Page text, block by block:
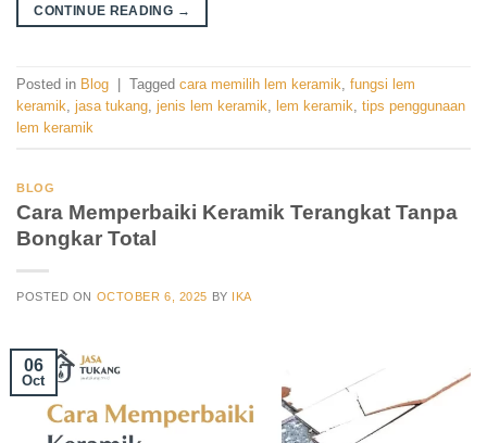
CONTINUE READING →
Posted in Blog Tagged cara memilih lem keramik, fungsi lem
keramik, jasa tukang, jenis lem keramik, lem keramik, tips penggunaan
lem keramik
BLOG
Cara Memperbaiki Keramik Terangkat Tanpa
Bongkar Total
POSTED ON OCTOBER 6, 2025 BY IKA
06
Oct